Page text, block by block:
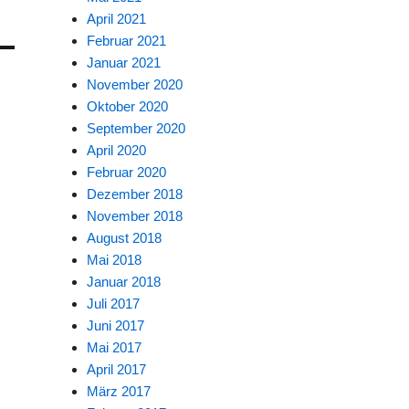
April 2021
Februar 2021
Januar 2021
November 2020
Oktober 2020
September 2020
April 2020
Februar 2020
Dezember 2018
November 2018
August 2018
Mai 2018
Januar 2018
Juli 2017
Juni 2017
Mai 2017
April 2017
März 2017